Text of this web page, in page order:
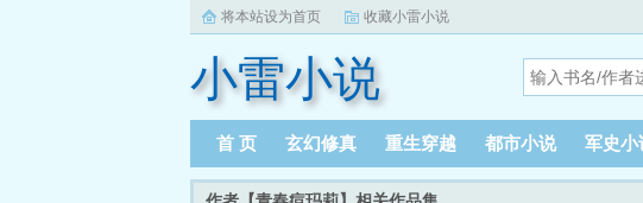
将本站设为首页 收藏小雷小说
小雷小说
首 页 玄幻修真 重生穿越 都市小说 军史小